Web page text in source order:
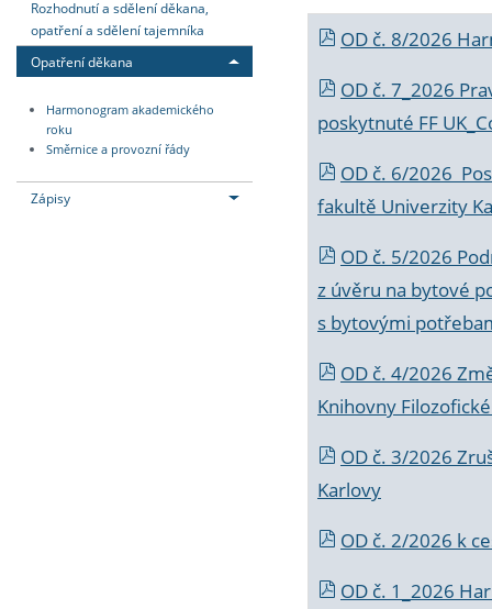
Rozhodnutí a sdělení děkana,
opatření a sdělení tajemníka
Opatření děkana
Harmonogram akademického
roku
Směrnice a provozní řády
Zápisy
OD č. 8/2026
OD č. 7_2026
poskytnuté FF
OD č. 6/2026
fakultě Univerzity
OD č. 5/2026
z úvěru na bytové
s bytovými
OD č. 4/2026
Knihovny
OD č. 3/2026
Karlovy
OD č. 2/2026 k
OD č. 1_2026